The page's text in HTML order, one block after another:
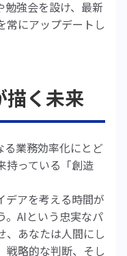
勉強会を設け、最新
常にアップデートし
描く未来
る業務効率化にとど
持っている「創造
デアを考える時間が
。AIという忠実なパ
、あなたは人間にし
戦略的な判断、そし